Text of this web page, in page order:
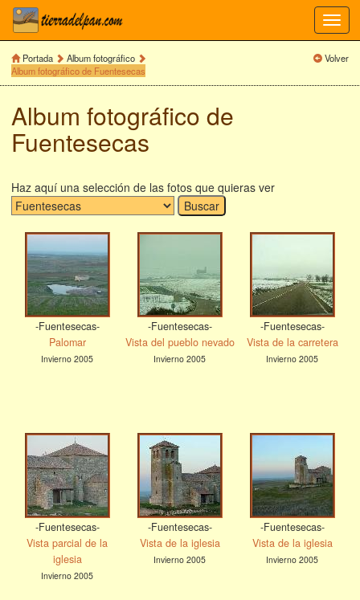
Portada
Album fotográfico
Album fotográfico de Fuentesecas
Volver
Album fotográfico de
Fuentesecas
Haz aquí una selección de las fotos que quieras ver
-Fuentesecas-
Palomar
Invierno 2005
-Fuentesecas-
Vista del pueblo nevado
Invierno 2005
-Fuentesecas-
Vista de la carretera
Invierno 2005
-Fuentesecas-
Vista parcial de la
iglesia
Invierno 2005
-Fuentesecas-
Vista de la iglesia
Invierno 2005
-Fuentesecas-
Vista de la iglesia
Invierno 2005